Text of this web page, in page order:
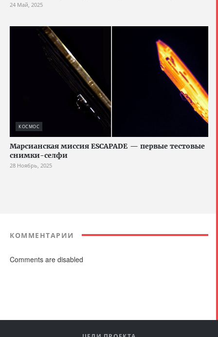
24 Май, 2025
КОСМОС
Марсианская миссия ESCAPADE — первые тестовые
снимки-селфи
28 Ноябрь, 2025
КОММЕНТАРИИ
Comments are disabled